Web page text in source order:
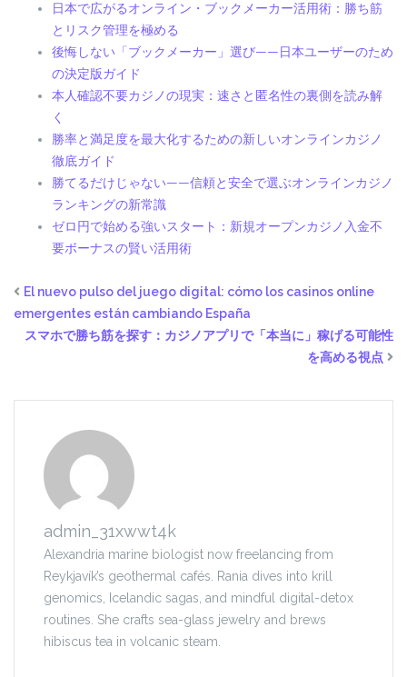
日本で広がるオンライン・ブックメーカー活用術：勝ち筋
とリスク管理を極める
後悔しない「ブックメーカー」選び——日本ユーザーのため
の決定版ガイド
本人確認不要カジノの現実：速さと匿名性の裏側を読み解
く
勝率と満足度を最大化するための新しいオンラインカジノ
徹底ガイド
勝てるだけじゃない——信頼と安全で選ぶオンラインカジノ
ランキングの新常識
ゼロ円で始める強いスタート：新規オープンカジノ入金不
要ボーナスの賢い活用術
El nuevo pulso del juego digital: cómo los casinos online
emergentes están cambiando España
スマホで勝ち筋を探す：カジノアプリで「本当に」稼げる可能性
を高める視点
admin_31xwwt4k
Alexandria marine biologist now freelancing from
Reykjavík’s geothermal cafés. Rania dives into krill
genomics, Icelandic sagas, and mindful digital-detox
routines. She crafts sea-glass jewelry and brews
hibiscus tea in volcanic steam.